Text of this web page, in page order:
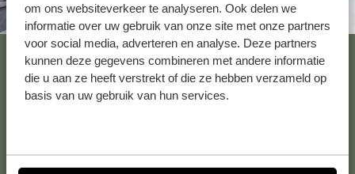
om ons websiteverkeer te analyseren. Ook delen we
informatie over uw gebruik van onze site met onze partners
voor social media, adverteren en analyse. Deze partners
kunnen deze gegevens combineren met andere informatie
die u aan ze heeft verstrekt of die ze hebben verzameld op
basis van uw gebruik van hun services.
Altijd in de buurt
Bekijk alle 62 winkels